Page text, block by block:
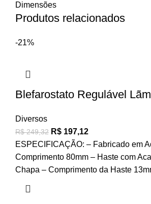
Dimensões
Produtos relacionados
-21%
Blefarostato Regulável
Diversos
R$249,32 R$ 197,12
ESPECIFICAÇÃO: – Fabricado em
Comprimento 80mm – Haste com
Chapa – Comprimento da Haste